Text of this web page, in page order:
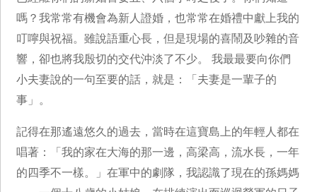
嗎？我常常有機會為新人證婚，也常常在婚禮中獻上我的
叮嚀與祝福。雖說語重心長，但是現場的喜鬧及吵雜的音
響，卻也將我殷切的交代沖淡了不少。 我最最要向你們
小夫妻說的一句至要的話，就是：「夫妻是一輩子的
事」。
記得在那遙遠悠久的過去，當時在這寶島上的年輕人都在
唱著：「我的家在大海的那一邊，高梁高，流水長，一年
的四季不一樣。」在軍中的劇隊，我認識了現在的孫媽媽